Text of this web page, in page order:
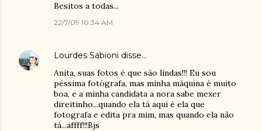
Besitos a todas...
22/7/09 10:34 AM
Lourdes Sabioni disse…
Anita, suas fotos é que são lindas!!! Eu sou
péssima fotógrafa, mas minha máquina é muito
boa, e a minha candidata a nora sabe mexer
direitinho...quando ela tá aqui é ela que
fotografa e edita pra mim, mas quando ela não
tá...affff!!!Bjs